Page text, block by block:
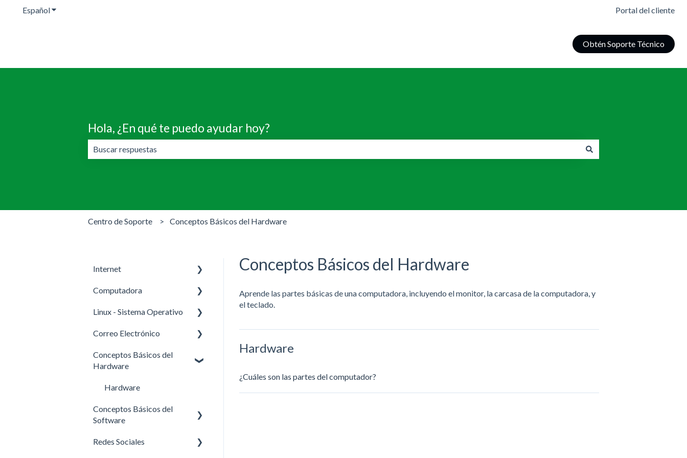
EspañolTraducciones de Mostrar submenú de Portal del cliente
Obtén Soporte Técnico
Hola, ¿En qué te puedo ayudar hoy?
Centro de Soporte Conceptos Básicos del Hardware
Conceptos Básicos del Hardware
Aprende las partes básicas de una computadora, incluyendo el monitor, la carcasa de la computadora, y
el teclado.
Hardware
¿Cuáles son las partes del computador?
Internet
Actividades en Línea
Seguridad en Internet
La Nube
Computadora
Informática Básica
Manejo Básico de la
Linux - Sistema Operativo
Linux Xubuntu
Modificando Contraseñas y
Añadiendo Usuarios en
Correo Electrónico
GMail
Conceptos Básicos del
Hardware
Hardware
Conceptos Básicos del
Software
Tutoriales en video
Redes Sociales